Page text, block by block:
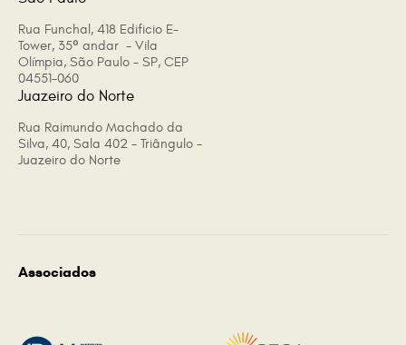
Rua Funchal, 418 Edificio E-
Tower, 35º andar - Vila
Olímpia, São Paulo - SP, CEP
04551-060
Juazeiro do Norte
Rua Raimundo Machado da
Silva, 40, Sala 402 - Triângulo -
Juazeiro do Norte
Associados